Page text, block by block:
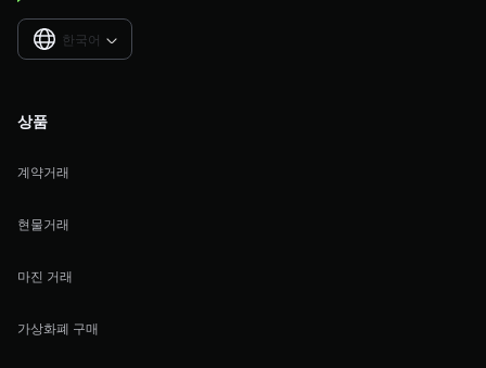
한국어 
상품
계약거래
현물거래
마진 거래
가상화폐 구매